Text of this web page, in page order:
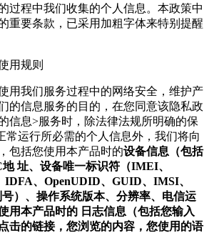
过程中我们收集的个人信息。本政策中
重要条款，已采用加粗字体来特别提醒
用规则
用我们服务过程中的网络安全，维护产
的信息服务的目的，在您同意该隐私政
信息>服务时，除法律法规所明确的保
常运行所必需的个人信息外，我们将向
包括您使用本产品时的设备信息（包括
址、设备唯一标识符（IMEI、
、OpenUDID、GUID、IMSI、
）、操作系统版本、分辨率、电信运
用本产品时的 日志信息（包括您输入
击的链接，您浏览的内容，您使用的语